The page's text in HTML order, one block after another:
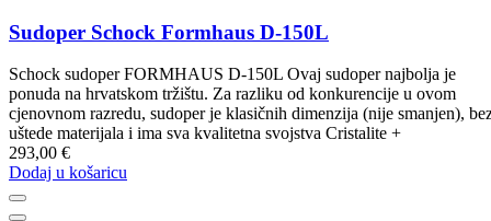
Sudoper Schock Formhaus D-150L
Schock sudoper FORMHAUS D-150L Ovaj sudoper najbolja je
ponuda na hrvatskom tržištu. Za razliku od konkurencije u ovom
cjenovnom razredu, sudoper je klasičnih dimenzija (nije smanjen),
uštede materijala i ima sva kvalitetna svojstva Cristalite +
293,00 €
Dodaj u košaricu